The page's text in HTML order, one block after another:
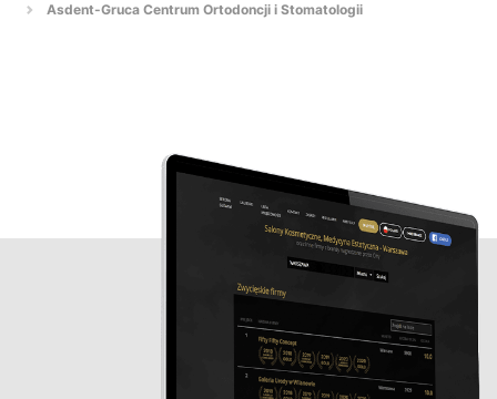
Asdent-Gruca Centrum Ortodoncji i Stomatologii